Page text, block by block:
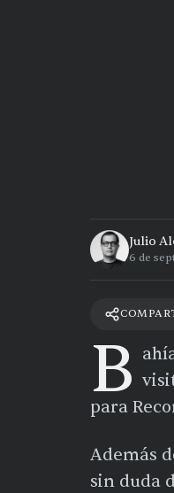
Julio
6 de
B
para
Además
sin duda